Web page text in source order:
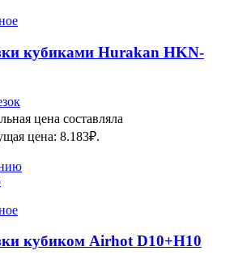
кубиками Hurakan HKN-
цена составляла
цена: 8.183₽.
кубиком Airhot D10+H10